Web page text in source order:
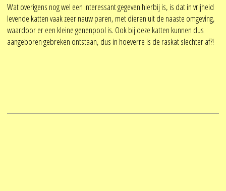
Wat overigens nog wel een interessant gegeven hierbij is, is dat in vrijheid
levende katten vaak zeer nauw paren, met dieren uit de naaste omgeving,
waardoor er een kleine genenpool is. Ook bij deze katten kunnen dus
aangeboren gebreken ontstaan, dus in hoeverre is de raskat slechter af?!